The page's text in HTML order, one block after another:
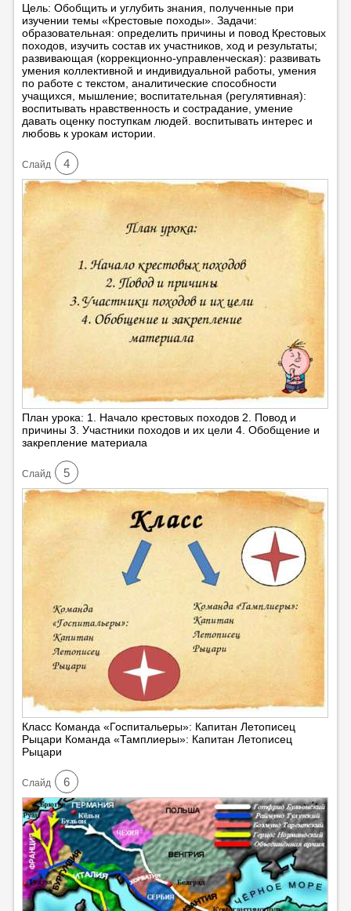
Цель: Обобщить и углубить знания, полученные при
изучении темы «Крестовые походы». Задачи:
образовательная: определить причины и повод Крестовых
походов, изучить состав их участников, ход и результаты;
развивающая (коррекционно-управленческая): развивать
умения коллективной и индивидуальной работы, умения
по работе с текстом, аналитические способности
учащихся, мышление; воспитательная (регулятивная):
воспитывать нравственность и сострадание, умение
давать оценку поступкам людей. воспитывать интерес и
любовь к урокам истории.
Cлайд 4
План урока: 1. Начало крестовых походов 2. Повод и
причины 3. Участники походов и их цели 4. Обобщение и
закрепление материала
Cлайд 5
Класс Команда «Госпитальеры»: Капитан Летописец
Рыцари Команда «Тамплиеры»: Капитан Летописец
Рыцари
Cлайд 6